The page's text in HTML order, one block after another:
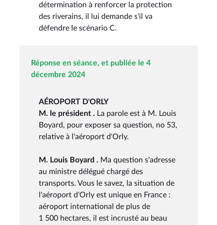
détermination à renforcer la protection
des riverains, il lui demande s'il va
défendre le scénario C.
Réponse en séance, et publiée le 4
décembre 2024
AÉROPORT D'ORLY
M. le président . La parole est à M. Louis
Boyard, pour exposer sa question, no 53,
relative à l'aéroport d'Orly.
M. Louis Boyard . Ma question s'adresse
au ministre délégué chargé des
transports. Vous le savez, la situation de
l'aéroport d'Orly est unique en France :
aéroport international de plus de
1 500 hectares, il est incrusté au beau